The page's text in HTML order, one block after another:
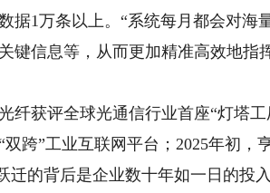
据1万条以上。“系统每月都会对海
键信息等，从而更加精准高效地指
获评全球光通信行业首座“灯塔工
双跨”工业互联网平台；2025年初
迁的背后是企业数十年如一日的投入